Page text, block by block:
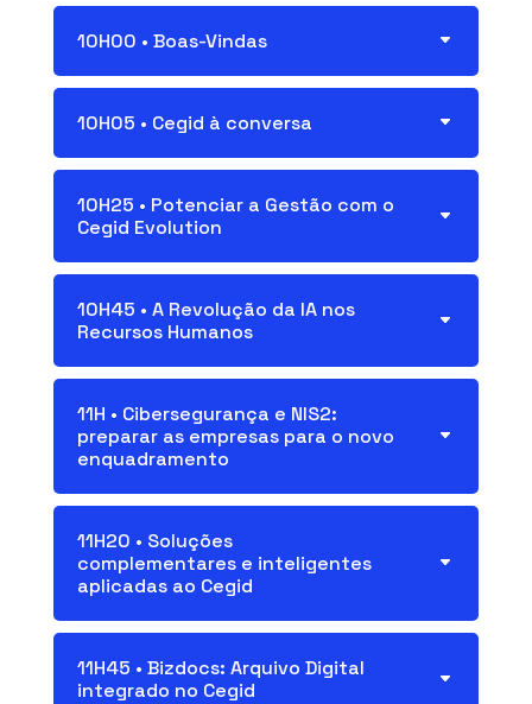
10H00 • Boas-Vindas
10H05 • Cegid à conversa
10H25 • Potenciar a Gestão com o
Cegid Evolution
10H45 • A Revolução da IA nos
Recursos Humanos
11H • Cibersegurança e NIS2:
preparar as empresas para o novo
enquadramento
11H20 • Soluções
complementares e inteligentes
aplicadas ao Cegid
11H45 • Bizdocs: Arquivo Digital
integrado no Cegid